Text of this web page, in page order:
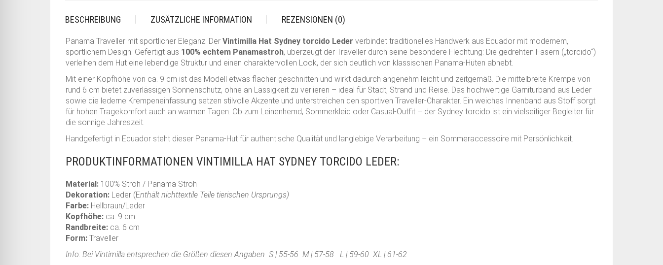
BESCHREIBUNG ZUSÄTZLICHE INFORMATION REZENSIONEN (0)
Panama Traveller mit sportlicher Eleganz. Der Vintimilla Hat Sydney torcido Leder verbindet traditionelles Handwerk aus Ecuador mit modernem,
sportlichem Design. Gefertigt aus 100% echtem Panamastroh, überzeugt der Traveller durch seine besondere Flechtung: Die gedrehten Fasern („torcido“)
verleihen dem Hut eine lebendige Struktur und einen charaktervollen Look, der sich deutlich von klassischen Panama-Hüten abhebt.
Mit einer Kopfhöhe von ca. 9 cm ist das Modell etwas flacher geschnitten und wirkt dadurch angenehm leicht und zeitgemäß. Die mittelbreite Krempe von
rund 6 cm bietet zuverlässigen Sonnenschutz, ohne an Lässigkeit zu verlieren – ideal für Stadt, Strand und Reise. Das hochwertige Garniturband aus Leder
sowie die lederne Krempeneinfassung setzen stilvolle Akzente und unterstreichen den sportiven Traveller-Charakter. Ein weiches Innenband aus Stoff sorgt
für hohen Tragekomfort auch an warmen Tagen. Ob zum Leinenhemd, Sommerkleid oder Casual-Outfit – der Sydney torcido ist ein vielseitiger Begleiter für
die sonnige Jahreszeit.
Handgefertigt in Ecuador steht dieser Panama-Hut für authentische Qualität und langlebige Verarbeitung – ein Sommeraccessoire mit Persönlichkeit.
PRODUKTINFORMATIONEN VINTIMILLA HAT SYDNEY TORCIDO LEDER:
Material: 100% Stroh / Panama Stroh
Dekoration: Leder (Enthält nichttextile Teile tierischen Ursprungs)
Farbe: Hellbraun/Leder
Kopfhöhe: ca. 9 cm
Randbreite: ca. 6 cm
Form: Traveller
Info: Bei Vintimilla entsprechen die Größen diesen Angaben S | 55-56 M | 57-58 L | 59-60 XL | 61-62